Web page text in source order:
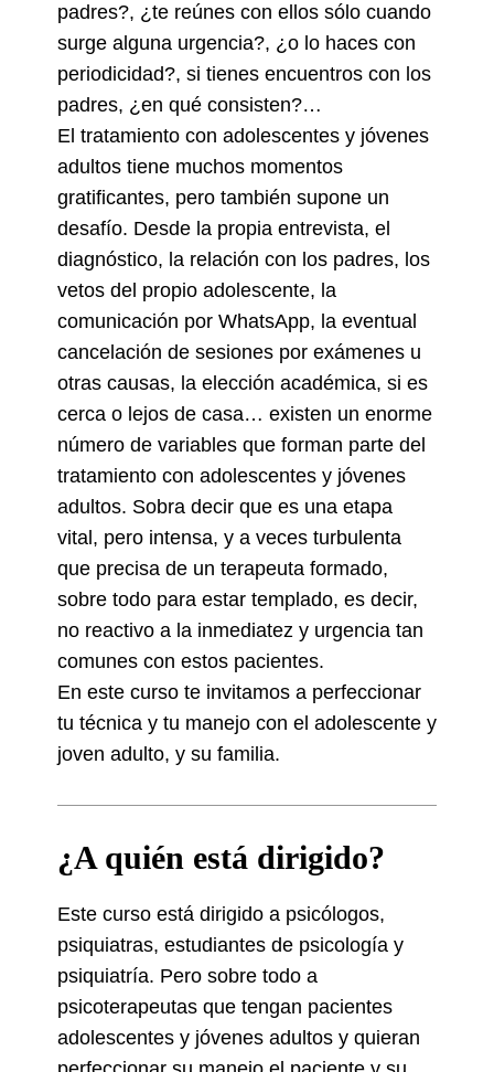
padres?, ¿te reúnes con ellos sólo cuando
surge alguna urgencia?, ¿o lo haces con
periodicidad?, si tienes encuentros con los
padres, ¿en qué consisten?…
El tratamiento con adolescentes y jóvenes
adultos tiene muchos momentos
gratificantes, pero también supone un
desafío. Desde la propia entrevista, el
diagnóstico, la relación con los padres, los
vetos del propio adolescente, la
comunicación por WhatsApp, la eventual
cancelación de sesiones por exámenes u
otras causas, la elección académica, si es
cerca o lejos de casa… existen un enorme
número de variables que forman parte del
tratamiento con adolescentes y jóvenes
adultos. Sobra decir que es una etapa
vital, pero intensa, y a veces turbulenta
que precisa de un terapeuta formado,
sobre todo para estar templado, es decir,
no reactivo a la inmediatez y urgencia tan
comunes con estos pacientes.
En este curso te invitamos a perfeccionar
tu técnica y tu manejo con el adolescente y
joven adulto, y su familia.
¿A quién está dirigido?
Este curso está dirigido a psicólogos,
psiquiatras, estudiantes de psicología y
psiquiatría. Pero sobre todo a
psicoterapeutas que tengan pacientes
adolescentes y jóvenes adultos y quieran